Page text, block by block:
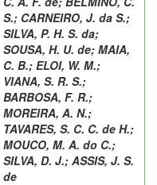
S.; CARNEIRO, J. da S.;
SILVA, P. H. S. da;
SOUSA, H. U. de; MAIA,
C. B.; ELOI, W. M.;
VIANA, S. R. S.;
BARBOSA, F. R.;
MOREIRA, A. N.;
TAVARES, S. C. C. de H.;
MOUCO, M. A. do C.;
SILVA, D. J.; ASSIS, J. S.
de